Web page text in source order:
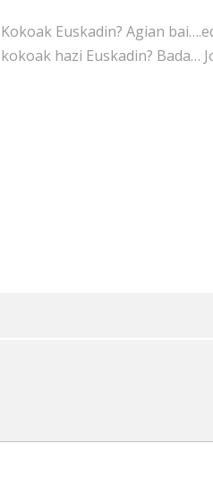
Kokoak Euskadin? Agian
kokoak hazi Euskadin? Bada…